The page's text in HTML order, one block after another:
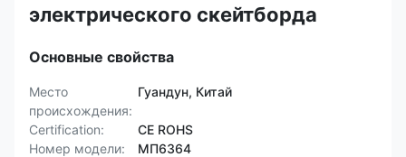
электрического скейтборда
Основные свойства
Место
происхождения:
Гуандун, Китай
Certification:
CE ROHS
Номер модели:
МП6364